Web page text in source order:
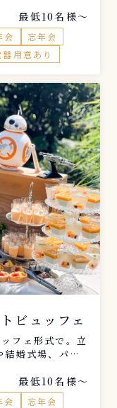
プをご提案する
最低10名様〜
会
忘年会
器用意あり
ビュッフェ
フェ形式で。立
婚式場、パー
プをご提案する
最低10名様〜
会
忘年会